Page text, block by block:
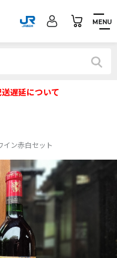
MENU
遅延について
イン赤白セット